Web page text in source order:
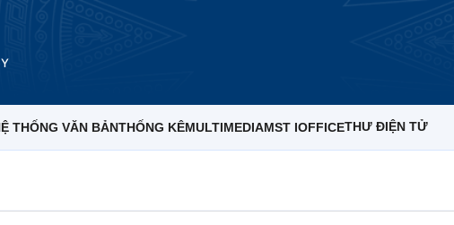
THỐNG VĂN BẢNTHỐNG KÊMULTIMEDIAMST IOFFICETHƯ ĐIỆN TỬ